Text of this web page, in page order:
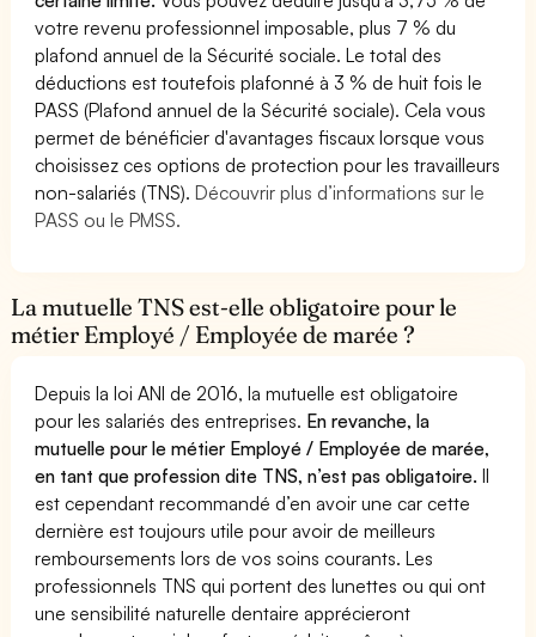
votre revenu professionnel imposable, plus 7 % du
plafond annuel de la Sécurité sociale. Le total des
déductions est toutefois plafonné à 3 % de huit fois le
PASS (Plafond annuel de la Sécurité sociale). Cela vous
permet de bénéficier d'avantages fiscaux lorsque vous
choisissez ces options de protection pour les travailleurs
non-salariés (TNS).Découvrir plus d’informations sur le
PASS ou le PMSS.
La mutuelle TNS est-elle obligatoire pour le
métier Employé / Employée de marée ?
Depuis la loi ANI de 2016, la mutuelle est obligatoire
pour les salariés des entreprises. En revanche, la
mutuelle pour le métier Employé / Employée de marée,
en tant que profession dite TNS, n’est pas obligatoire.Il
est cependant recommandé d’en avoir une car cette
dernière est toujours utile pour avoir de meilleurs
remboursements lors de vos soins courants. Les
professionnels TNS qui portent des lunettes ou qui ont
une sensibilité naturelle dentaire apprécieront